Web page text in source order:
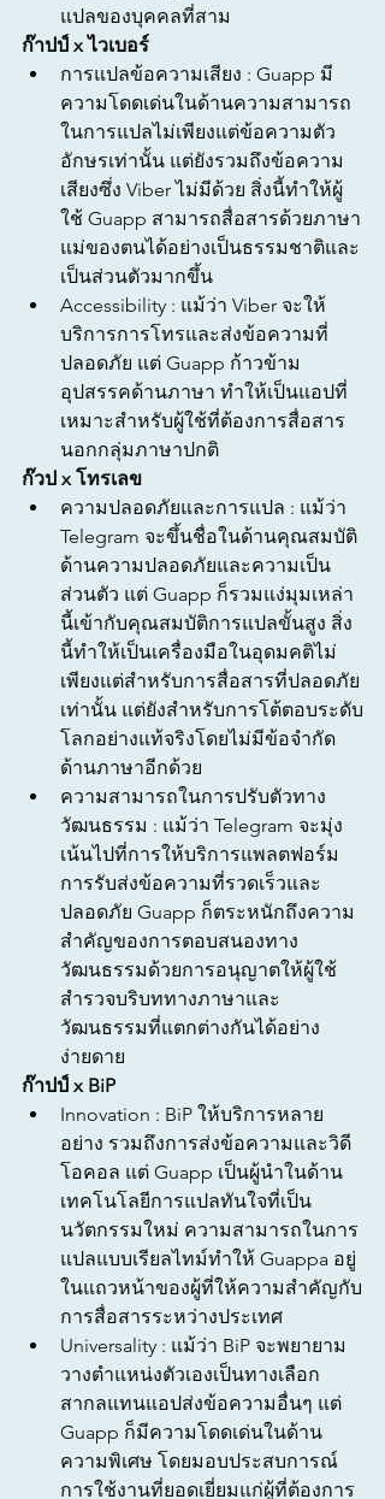
แปลของบุคคลที่สาม
ก๊าปป์ x ไวเบอร์
การแปลข้อความเสียง : Guapp มี
ความโดดเด่นในด้านความสามารถ
ในการแปลไม่เพียงแต่ข้อความตัว
อักษรเท่านั้น แต่ยังรวมถึงข้อความ
เสียงซึ่ง Viber ไม่มีด้วย สิ่งนี้ทำให้ผู้
ใช้ Guapp สามารถสื่อสารด้วยภาษา
แม่ของตนได้อย่างเป็นธรรมชาติและ
เป็นส่วนตัวมากขึ้น
Accessibility : แม้ว่า Viber จะให้
บริการการโทรและส่งข้อความที่
ปลอดภัย แต่ Guapp ก้าวข้าม
อุปสรรคด้านภาษา ทำให้เป็นแอปที่
เหมาะสำหรับผู้ใช้ที่ต้องการสื่อสาร
นอกกลุ่มภาษาปกติ
ก๊วป x โทรเลข
ความปลอดภัยและการแปล : แม้ว่า
Telegram จะขึ้นชื่อในด้านคุณสมบัติ
ด้านความปลอดภัยและความเป็น
ส่วนตัว แต่ Guapp ก็รวมแง่มุมเหล่า
นี้เข้ากับคุณสมบัติการแปลขั้นสูง สิ่ง
นี้ทำให้เป็นเครื่องมือในอุดมคติไม่
เพียงแต่สำหรับการสื่อสารที่ปลอดภัย
เท่านั้น แต่ยังสำหรับการโต้ตอบระดับ
โลกอย่างแท้จริงโดยไม่มีข้อจำกัด
ด้านภาษาอีกด้วย
ความสามารถในการปรับตัวทาง
วัฒนธรรม : แม้ว่า Telegram จะมุ่ง
เน้นไปที่การให้บริการแพลตฟอร์ม
การรับส่งข้อความที่รวดเร็วและ
ปลอดภัย Guapp ก็ตระหนักถึงความ
สำคัญของการตอบสนองทาง
วัฒนธรรมด้วยการอนุญาตให้ผู้ใช้
สำรวจบริบททางภาษาและ
วัฒนธรรมที่แตกต่างกันได้อย่าง
ง่ายดาย
ก๊าปป์ x BiP
Innovation : BiP ให้บริการหลาย
อย่าง รวมถึงการส่งข้อความและวิดี
โอคอล แต่ Guapp เป็นผู้นำในด้าน
เทคโนโลยีการแปลทันใจที่เป็น
นวัตกรรมใหม่ ความสามารถในการ
แปลแบบเรียลไทม์ทำให้ Guappa อยู่
ในแถวหน้าของผู้ที่ให้ความสำคัญกับ
การสื่อสารระหว่างประเทศ
Universality : แม้ว่า BiP จะพยายาม
วางตำแหน่งตัวเองเป็นทางเลือก
สากลแทนแอปส่งข้อความอื่นๆ แต่
Guapp ก็มีความโดดเด่นในด้าน
ความพิเศษ โดยมอบประสบการณ์
การใช้งานที่ยอดเยี่ยมแก่ผู้ที่ต้องการ